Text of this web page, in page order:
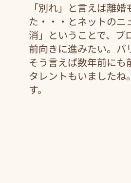
「別れ」と言えば離
た・・・とネットの
消」ということで、ブ
前向きに進みたい。バ
そう言えば数年前に
タレントもいました
す。